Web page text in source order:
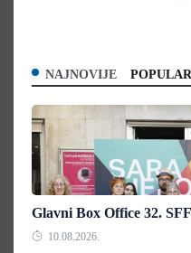
NAJNOVIJE
Glavni Box Office 32.
10.08.2026.